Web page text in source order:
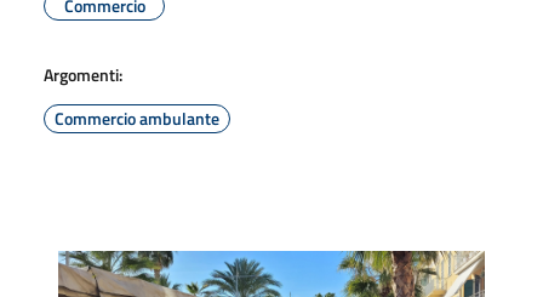
Argomenti:
Commercio ambulante